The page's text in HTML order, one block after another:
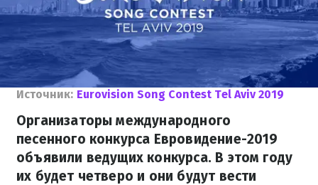
Источник: Eurovision Song Contest Tel Aviv 2019
Организаторы международного
песенного конкурса Евровидение-2019
объявили ведущих конкурса. В этом году
их будет четверо и они будут вести